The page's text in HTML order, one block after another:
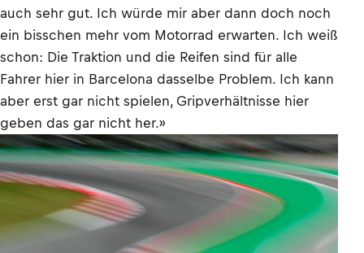
auch sehr gut. Ich würde mir aber dann doch noch
ein bisschen mehr vom Motorrad erwarten. Ich weiß
schon: Die Traktion und die Reifen sind für alle
Fahrer hier in Barcelona dasselbe Problem. Ich kann
aber erst gar nicht spielen, Gripverhältnisse hier
geben das gar nicht her.»